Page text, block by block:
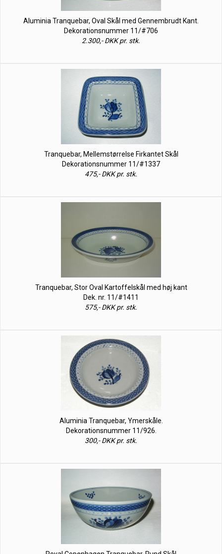
Aluminia Tranquebar, Oval Skål med Gennembrudt Kant.
Dekorationsnummer 11/#706
2.300,- DKK pr. stk.
Tranquebar, Mellemstørrelse Firkantet Skål
Dekorationsnummer 11/#1337
475,- DKK pr. stk.
Tranquebar, Stor Oval Kartoffelskål med høj kant
Dek. nr. 11/#1411
575,- DKK pr. stk.
Aluminia Tranquebar, Ymerskåle.
Dekorationsnummer 11/926.
300,- DKK pr. stk.